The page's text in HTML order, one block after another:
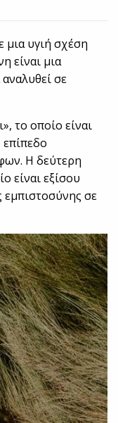
μια υγιή σχέση
είναι μια
σε
το οποίο είναι
Η δεύτερη
είναι εξίσου
εμπιστοσύνης σε